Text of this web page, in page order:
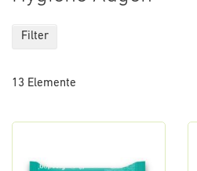
13 Elemente
Filter